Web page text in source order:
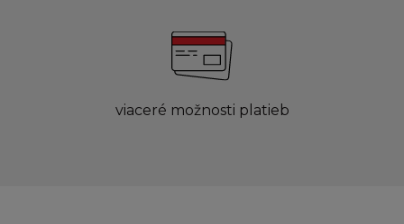
viaceré možnosti platieb